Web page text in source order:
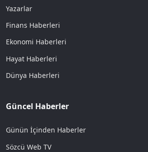
Yazarlar
Finans Haberleri
Ekonomi Haberleri
Hayat Haberleri
Dünya Haberleri
Güncel Haberler
Günün İçinden Haberler
Sözcü Web TV